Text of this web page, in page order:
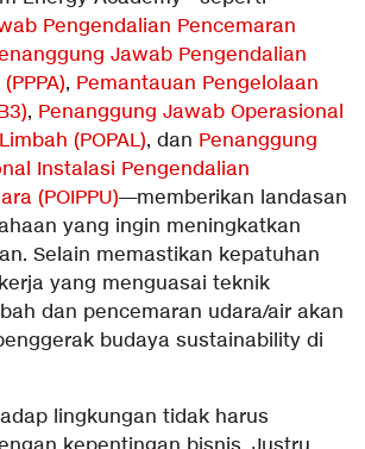
Pengendalian Pencemaran
Jawab Pengendalian
, Pemantauan Pengelolaan
, Penanggung Jawab Operasional
(POPAL), dan Penanggung
Instalasi Pengendalian
(POIPPU)—memberikan landasan
yang ingin meningkatkan
Selain memastikan kepatuhan
yang menguasai teknik
dan pencemaran udara/air akan
budaya sustainability di
lingkungan tidak harus